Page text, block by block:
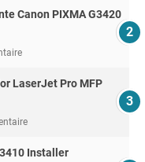
Canon PIXMA G3420
LaserJet Pro MFP
Installer